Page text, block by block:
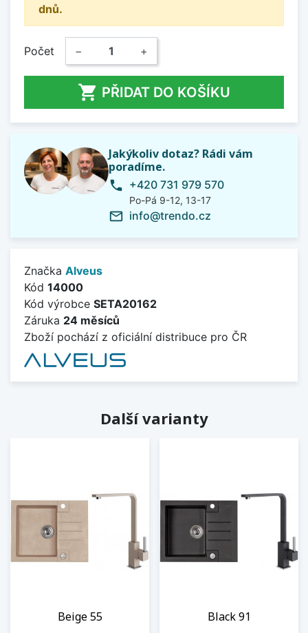
dnů.
Počet − +
 PŘIDAT DO KOŠÍKU
Jakýkoliv dotaz? Rádi vám
poradíme.
phone +420 731 979 570
Po-Pá 9-12, 13-17
mail_outline info@trendo.cz
Značka Alveus
Kód 14000
Kód výrobce SETA20162
Záruka 24 měsíců
Zboží pochází z oficiální distribuce pro ČR
Další varianty
Beige 55 Black 91